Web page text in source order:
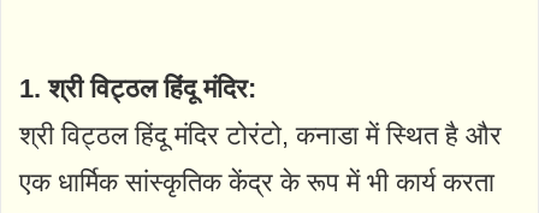
1. श्री विट्ठल हिंदू मंदिर:
श्री विट्ठल हिंदू मंदिर टोरंटो, कनाडा में स्थित है और
एक धार्मिक सांस्कृतिक केंद्र के रूप में भी कार्य करता